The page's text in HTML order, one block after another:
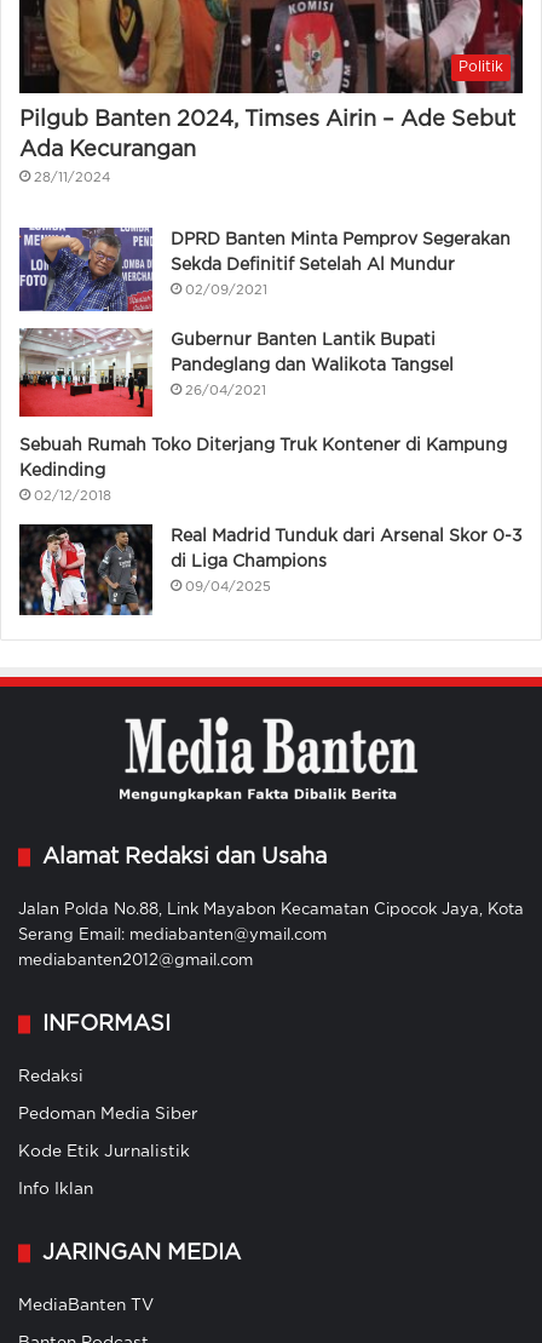
Politik
Pilgub Banten 2024, Timses Airin – Ade Sebut
Ada Kecurangan
28/11/2024
DPRD Banten Minta Pemprov Segerakan
Sekda Definitif Setelah Al Mundur
02/09/2021
Gubernur Banten Lantik Bupati
Pandeglang dan Walikota Tangsel
26/04/2021
Sebuah Rumah Toko Diterjang Truk Kontener di Kampung
Kedinding
02/12/2018
Real Madrid Tunduk dari Arsenal Skor 0-3
di Liga Champions
09/04/2025
Alamat Redaksi dan Usaha
Jalan Polda No.88, Link Mayabon Kecamatan Cipocok Jaya, Kota
Serang Email: mediabanten@ymail.com
mediabanten2012@gmail.com
INFORMASI
Redaksi
Pedoman Media Siber
Kode Etik Jurnalistik
Info Iklan
JARINGAN MEDIA
MediaBanten TV